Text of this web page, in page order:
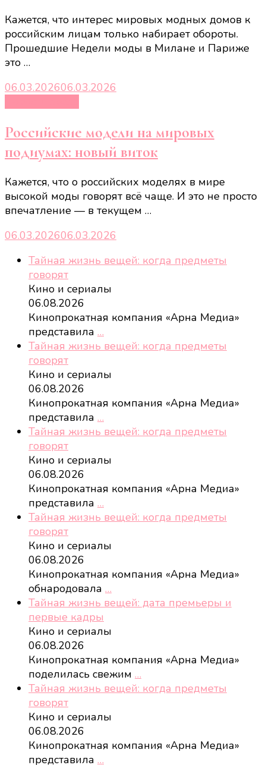
Кажется, что интерес мировых модных домов к
российским лицам только набирает обороты.
Прошедшие Недели моды в Милане и Париже
это …
06.03.202606.03.2026
Российские модели на мировых
подиумах: новый виток
Кажется, что о российских моделях в мире
высокой моды говорят всё чаще. И это не просто
впечатление — в текущем …
06.03.202606.03.2026
Тайная жизнь вещей: когда предметы
говорят
Кино и сериалы
06.08.2026
Кинопрокатная компания «Арна Медиа»
представила …
Тайная жизнь вещей: когда предметы
говорят
Кино и сериалы
06.08.2026
Кинопрокатная компания «Арна Медиа»
представила …
Тайная жизнь вещей: когда предметы
говорят
Кино и сериалы
06.08.2026
Кинопрокатная компания «Арна Медиа»
представила …
Тайная жизнь вещей: когда предметы
говорят
Кино и сериалы
06.08.2026
Кинопрокатная компания «Арна Медиа»
обнародовала …
Тайная жизнь вещей: дата премьеры и
первые кадры
Кино и сериалы
06.08.2026
Кинопрокатная компания «Арна Медиа»
поделилась свежим …
Тайная жизнь вещей: когда предметы
говорят
Кино и сериалы
06.08.2026
Кинопрокатная компания «Арна Медиа»
представила …